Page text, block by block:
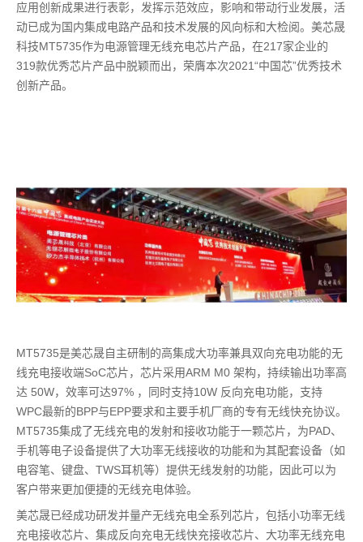
应用创新成果进行表彰，发挥示范效应，影响和带动行业发展，活
动已成为国内集成电路产品和技术发展的风向标和大检阅。美芯晟
科技MT5735作为电源管理无线充电芯片产品，在217家企业的
319款优秀芯片产品中脱颖而出，荣膺本次2021“中国芯”优秀技术
创新产品。
MT5735是美芯晟自主研制的高集成大功率兼具双向充电功能的无
线充电接收端SoC芯片，芯片采用ARM M0 架构，持续输出功率高
达 50W，效率可达97% ，同时支持10W 反向充电功能，支持
WPC最新的BPP与EPP要求和主要手机厂商的专有无线快充协议。
MT5735集成了无线充电的发射和接收功能于一颗芯片，为PAD、
手机等电子设备提供了大功率无线接收的功能和为其配套设备（如
电容笔、键盘、TWS耳机等）提供无线发射的功能，因此可以为
客户带来更加便捷的无线充电体验。
美芯晟已经成功研发并量产无线充电全系列芯片，包括小功率无线
充电接收芯片、集成反向充电无线快充接收芯片、大功率无线充电